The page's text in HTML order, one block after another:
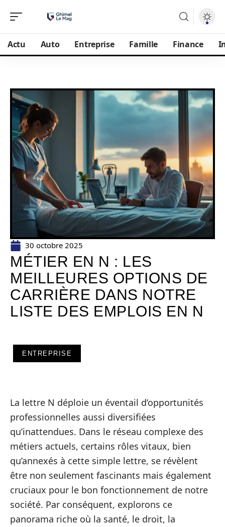
Actu Auto Entreprise Famille Finance
30 octobre 2025
MÉTIER EN N : LES
MEILLEURES OPTIONS DE
CARRIÈRE DANS NOTRE
LISTE DES EMPLOIS EN N
ENTREPRISE
La lettre N déploie un éventail d’opportunités
professionnelles aussi diversifiées
qu’inattendues. Dans le réseau complexe des
métiers actuels, certains rôles vitaux, bien
qu’annexés à cette simple lettre, se révèlent
être non seulement fascinants mais également
cruciaux pour le bon fonctionnement de notre
société. Par conséquent, explorons ce
panorama riche où la santé, le droit, la